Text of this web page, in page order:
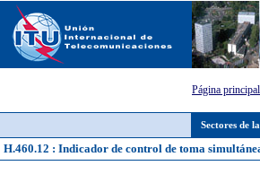
Sectores de
Página principal
H.460.12 : Indicador de control de toma